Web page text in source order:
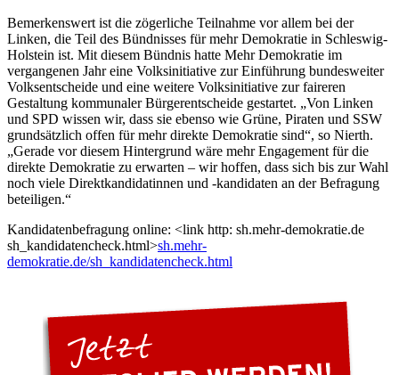
Bemerkenswert ist die zögerliche Teilnahme vor allem bei der
Linken, die Teil des Bündnisses für mehr Demokratie in Schleswig-
Holstein ist. Mit diesem Bündnis hatte Mehr Demokratie im
vergangenen Jahr eine Volksinitiative zur Einführung bundesweiter
Volksentscheide und eine weitere Volksinitiative zur faireren
Gestaltung kommunaler Bürgerentscheide gestartet. „Von Linken
und SPD wissen wir, dass sie ebenso wie Grüne, Piraten und SSW
grundsätzlich offen für mehr direkte Demokratie sind“, so Nierth.
„Gerade vor diesem Hintergrund wäre mehr Engagement für die
direkte Demokratie zu erwarten – wir hoffen, dass sich bis zur Wahl
noch viele Direktkandidatinnen und -kandidaten an der Befragung
beteiligen.“
Kandidatenbefragung online: <link http: sh.mehr-demokratie.de
sh_kandidatencheck.html>sh.mehr-
demokratie.de/sh_kandidatencheck.html